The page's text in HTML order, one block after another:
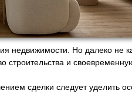
недвижимости. Но далеко не
строительства и
сделки следует уделить